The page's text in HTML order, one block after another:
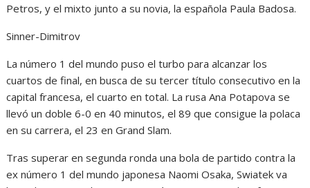
Petros, y el mixto junto a su novia, la española Paula Badosa.
Sinner-Dimitrov
La número 1 del mundo puso el turbo para alcanzar los
cuartos de final, en busca de su tercer título consecutivo en la
capital francesa, el cuarto en total. La rusa Ana Potapova se
llevó un doble 6-0 en 40 minutos, el 89 que consigue la polaca
en su carrera, el 23 en Grand Slam.
Tras superar en segunda ronda una bola de partido contra la
ex número 1 del mundo japonesa Naomi Osaka, Swiatek va